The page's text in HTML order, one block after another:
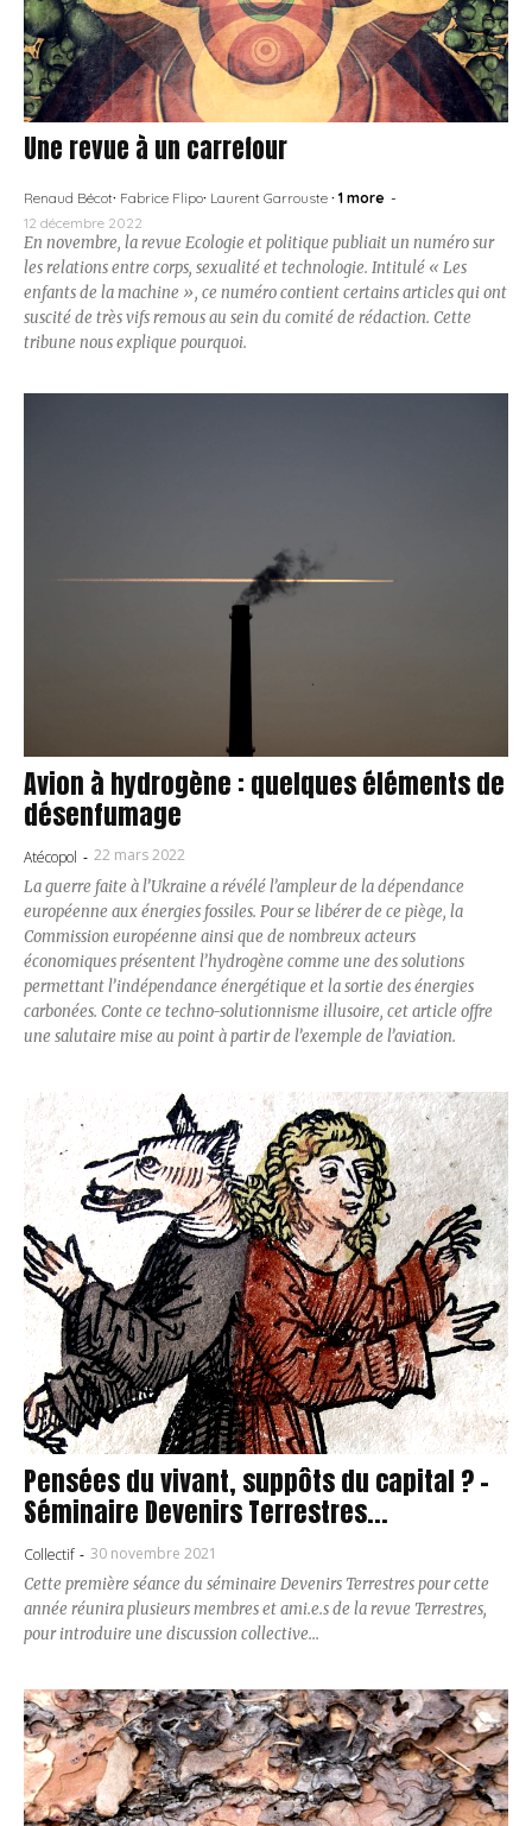
Une revue à un carrefour
Renaud Bécot· Fabrice Flipo· Laurent Garrouste · 1 more -
12 décembre 2022
En novembre, la revue Ecologie et politique publiait un numéro sur
les relations entre corps, sexualité et technologie. Intitulé « Les
enfants de la machine », ce numéro contient certains articles qui ont
suscité de très vifs remous au sein du comité de rédaction. Cette
tribune nous explique pourquoi.
Avion à hydrogène : quelques éléments de
désenfumage
Atécopol - 22 mars 2022
La guerre faite à l’Ukraine a révélé l’ampleur de la dépendance
européenne aux énergies fossiles. Pour se libérer de ce piège, la
Commission européenne ainsi que de nombreux acteurs
économiques présentent l’hydrogène comme une des solutions
permettant l’indépendance énergétique et la sortie des énergies
carbonées. Conte ce techno-solutionnisme illusoire, cet article offre
une salutaire mise au point à partir de l’exemple de l’aviation.
Pensées du vivant, suppôts du capital ? –
Séminaire Devenirs Terrestres...
Collectif - 30 novembre 2021
Cette première séance du séminaire Devenirs Terrestres pour cette
année réunira plusieurs membres et ami.e.s de la revue Terrestres,
pour introduire une discussion collective...